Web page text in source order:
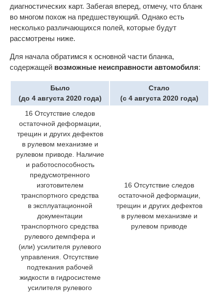
диагностических карт. Забегая вперед, отмечу, что бланк
во многом похож на предшествующий. Однако есть
несколько различающихся полей, которые будут
рассмотрены ниже.
Для начала обратимся к основной части бланка,
содержащей возможные неисправности автомобиля:
Было
(до 4 августа 2020 года)
Стало
(с 4 августа 2020 года)
16 Отсутствие следов
остаточной деформации,
трещин и других дефектов
в рулевом механизме и
рулевом приводе. Наличие
и работоспособность
предусмотренного
изготовителем
транспортного средства
в эксплуатационной
документации
транспортного средства
рулевого демпфера и
(или) усилителя рулевого
управления. Отсутствие
подтекания рабочей
жидкости в гидросистеме
усилителя рулевого
16 Отсутствие следов
остаточной деформации,
трещин и других дефектов
в рулевом механизме и
рулевом приводе